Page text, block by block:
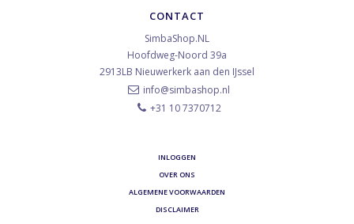
CONTACT
SimbaShop.NL
Hoofdweg-Noord 39a
2913LB Nieuwerkerk aan den IJssel
info@simbashop.nl
+31 10 7370712
INLOGGEN
OVER ONS
ALGEMENE VOORWAARDEN
DISCLAIMER